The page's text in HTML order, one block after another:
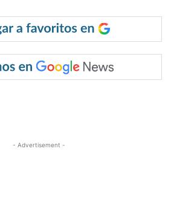
- Advertisement -